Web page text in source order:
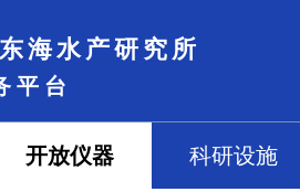
海水产研究所
平台
开放仪器 科研设施